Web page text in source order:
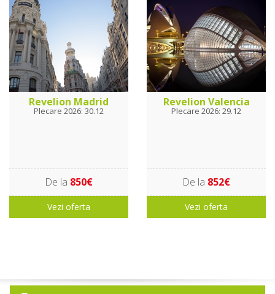
Revelion Madrid
Plecare 2026: 30.12
De la 850€
Vezi oferta
Revelion Valencia
Plecare 2026: 29.12
De la 852€
Vezi oferta